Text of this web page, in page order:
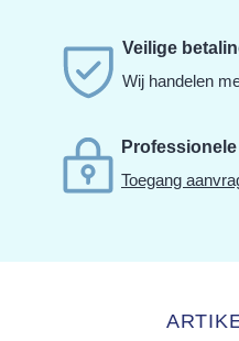
Veilige
Wij handelen
Toegang